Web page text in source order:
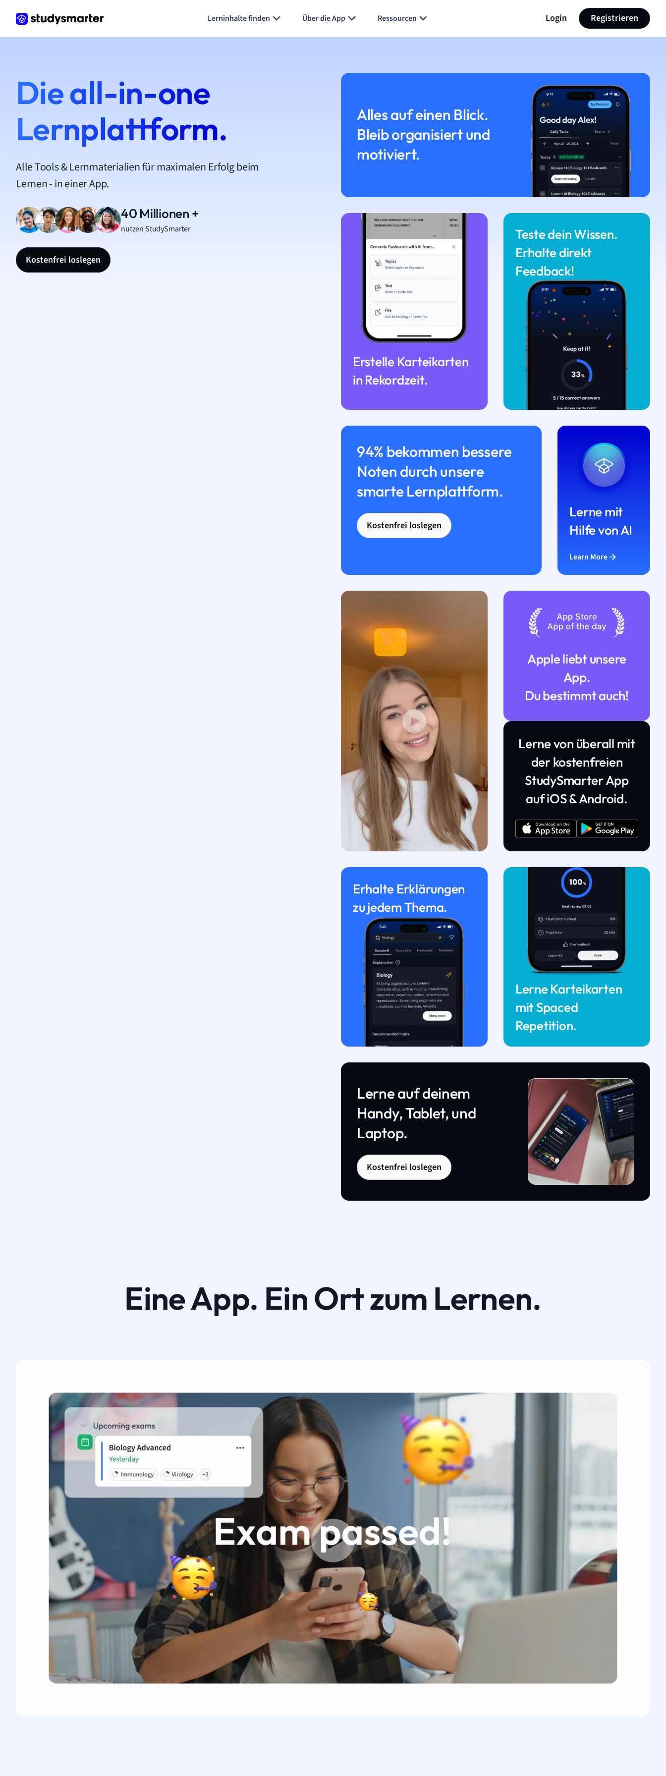
Lerninhalte finden Über die App Ressourcen Login Registrieren
Die all-in-one
Lernplattform.
Alle Tools & Lernmaterialien für maximalen Erfolg beim
Lernen - in einer App.
40 Millionen +
nutzen StudySmarter
Kostenfrei loslegen
Alles auf einen Blick.
Bleib organisiert und
motiviert.
Erstelle Karteikarten
in Rekordzeit.
Teste dein Wissen.
Erhalte direkt
Feedback!
94% bekommen bessere
Noten durch unsere
smarte Lernplattform.
Kostenfrei loslegen
Lerne mit
Hilfe von AI
Learn More
Apple liebt unsere
App.
Du bestimmt auch!
Lerne von überall mit
der kostenfreien
StudySmarter App
auf iOS & Android.
Erhalte Erklärungen
zu jedem Thema.
Lerne Karteikarten
mit Spaced
Repetition.
Lerne auf deinem
Handy, Tablet, und
Laptop.
Kostenfrei loslegen
Eine App. Ein Ort zum Lernen.